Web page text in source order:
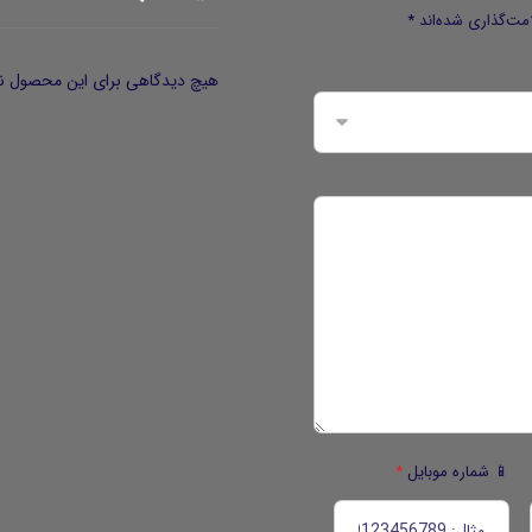
هیچ دیدگاهی برای این
شده‌اند *
📱 شماره موبایل *